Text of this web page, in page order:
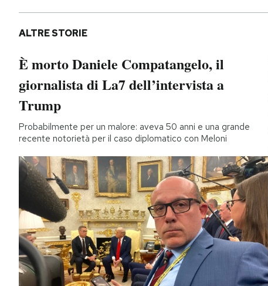
ALTRE STORIE
È morto Daniele Compatangelo, il
giornalista di La7 dell’intervista a
Trump
Probabilmente per un malore: aveva 50 anni e una grande
recente notorietà per il caso diplomatico con Meloni